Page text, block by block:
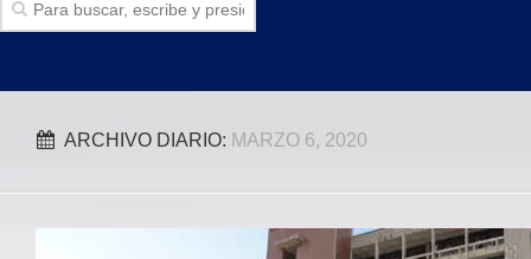
SECCIONES
Politica
ARCHIVO DIARIO: MARZO 6, 2020